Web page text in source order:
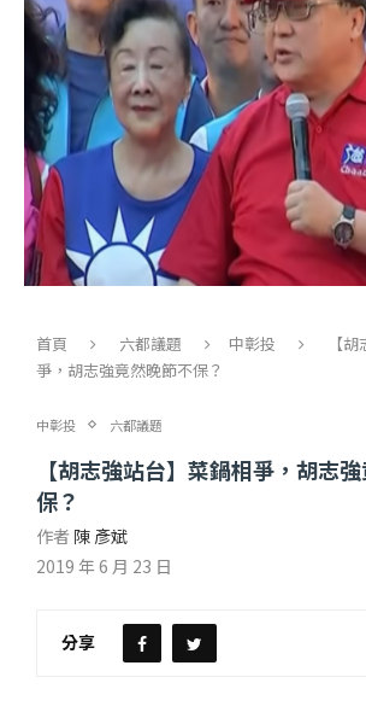
首頁 六都議題 中彰投
【
爭，胡志強竟然晚節不保？
中彰投 六都議題
【胡志強站台】菜鍋相爭，胡志
保？
作者 陳 彥斌
2019 年 6 月 23 日
分享